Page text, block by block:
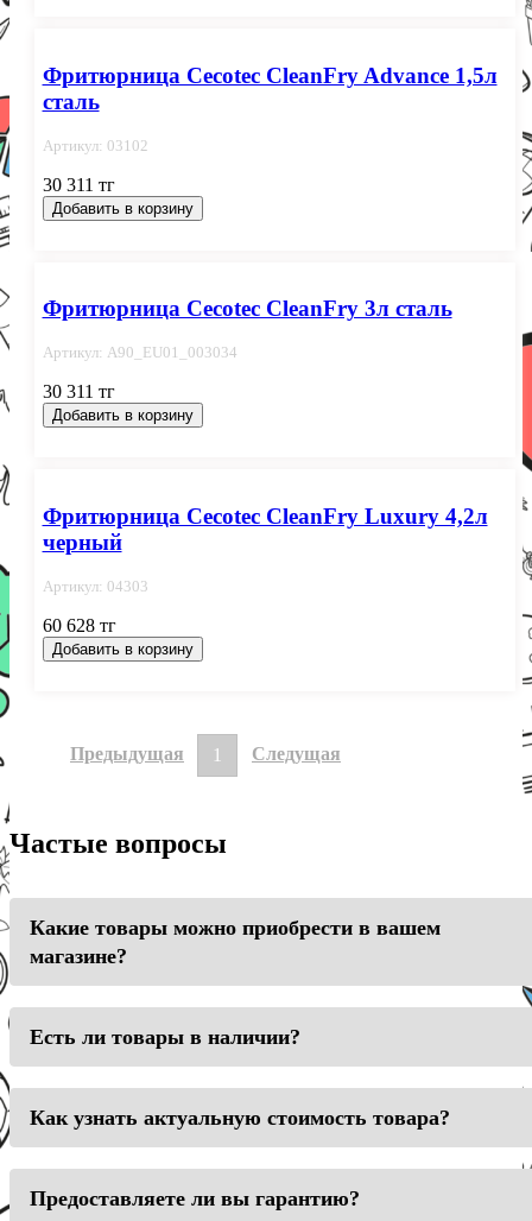
Фритюрница Cecotec CleanFry Advance 1,5л
сталь
Артикул: 03102
30 311 тг
Добавить в корзину
Фритюрница Cecotec CleanFry 3л сталь
Артикул: A90_EU01_003034
30 311 тг
Добавить в корзину
Фритюрница Cecotec CleanFry Luxury 4,2л
черный
Артикул: 04303
60 628 тг
Добавить в корзину
Предыдущая 1 Следущая
Частые вопросы
Какие товары можно приобрести в вашем
магазине?
Есть ли товары в наличии?
Как узнать актуальную стоимость товара?
Предоставляете ли вы гарантию?